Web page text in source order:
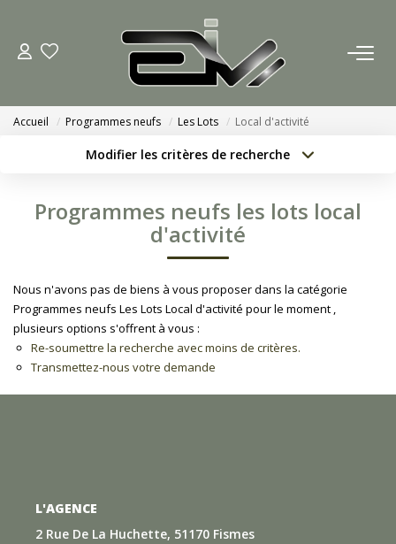
ACCUEIL
Nos Actualités
ESTIMATION
Accueil Programmes neufs Les Lots Local d'activité
Modifier les critères de recherche
Surface min Budget max
Programmes neufs les lots local
d'activité
Nous n'avons pas de biens à vous proposer dans la catégorie
Programmes neufs Les Lots Local d'activité pour le moment ,
plusieurs options s'offrent à vous :
Re-soumettre la recherche avec moins de critères.
Transmettez-nous votre demande
L'AGENCE
2 Rue De La Huchette, 51170 Fismes